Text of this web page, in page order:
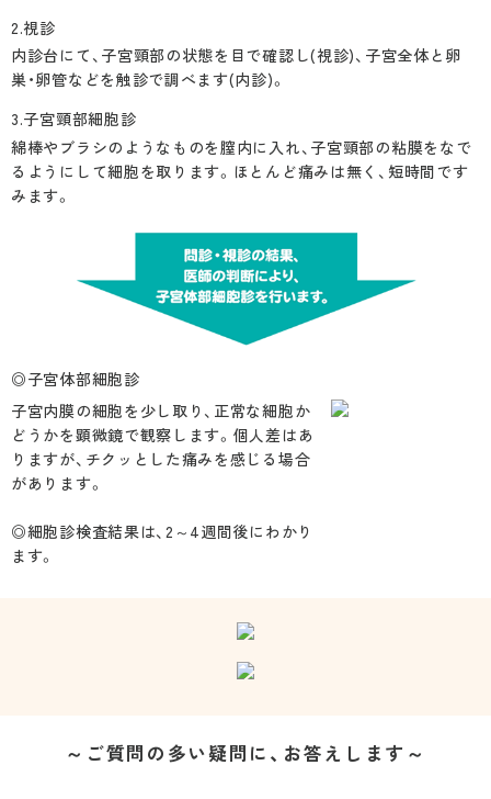
2.視診
内診台にて、子宮頸部の状態を目で確認し(視診)、子宮全体と卵
巣・卵管などを触診で調べます(内診)。
3.子宮頸部細胞診
綿棒やブラシのようなものを膣内に入れ、子宮頸部の粘膜をなで
るようにして細胞を取ります。ほとんど痛みは無く、短時間です
みます。
◎子宮体部細胞診
子宮内膜の細胞を少し取り、正常な細胞か
どうかを顕微鏡で観察します。個人差はあ
りますが、チクッとした痛みを感じる場合
があります。
◎細胞診検査結果は、2～4週間後にわかり
ます。
～ご質問の多い疑問に、お答えします～